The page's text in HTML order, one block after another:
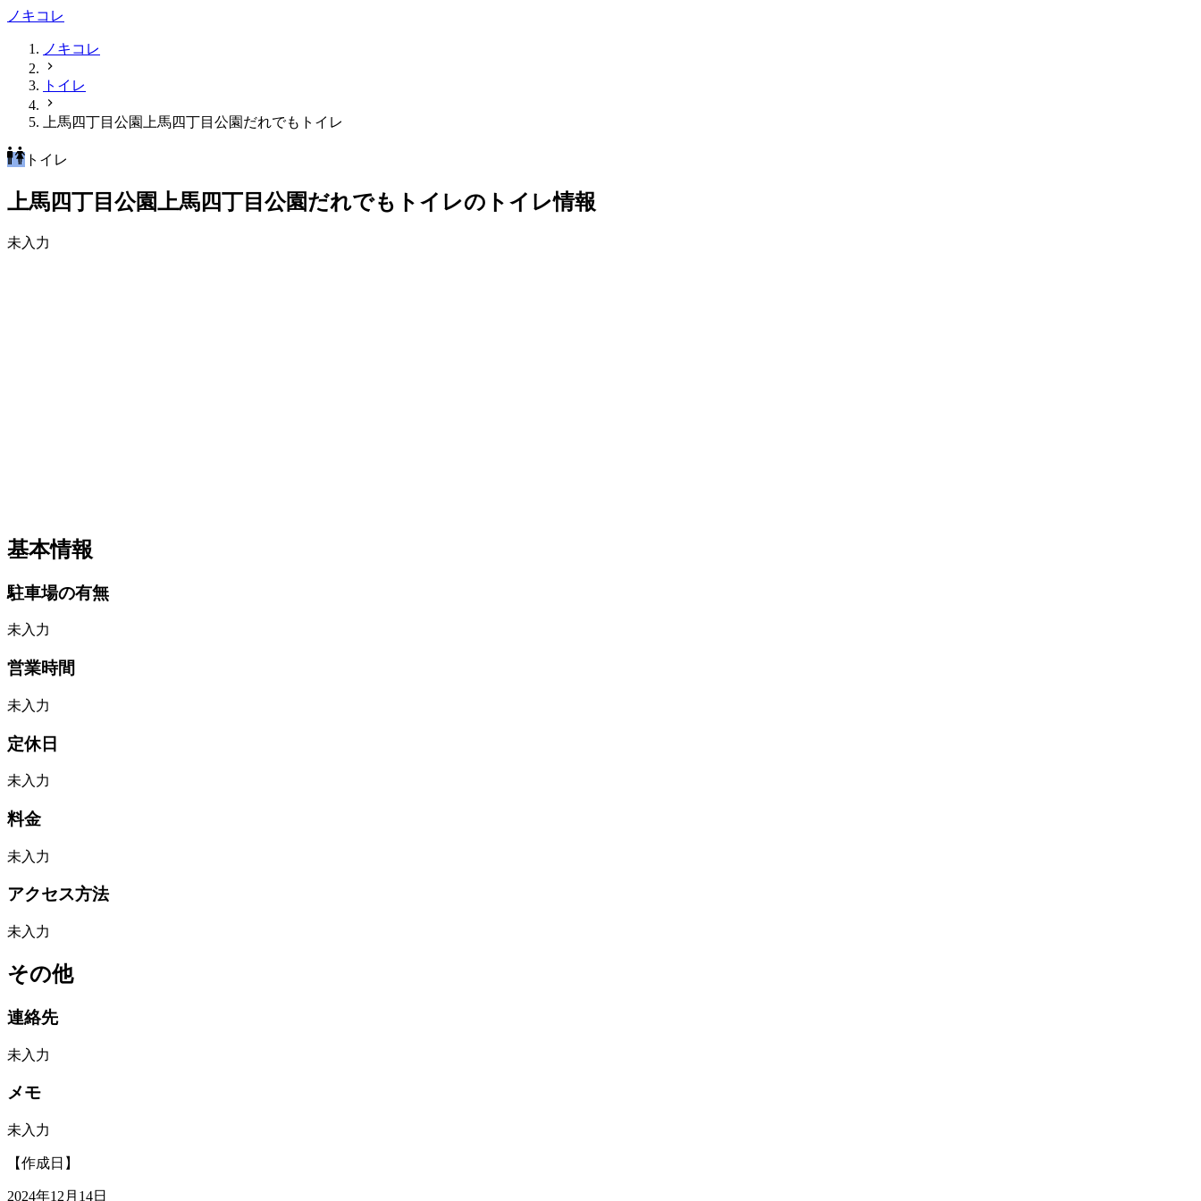
ノキコレ
ノキコレ
トイレ
上馬四丁目公園上馬四丁目公園だれでもトイレ
トイレ
上馬四丁目公園上馬四丁目公園だれでもトイレのトイレ情報
未入力
基本情報
駐車場の有無
未入力
営業時間
未入力
定休日
未入力
料金
未入力
アクセス方法
未入力
その他
連絡先
未入力
メモ
未入力
【作成日】
2024年12月14日